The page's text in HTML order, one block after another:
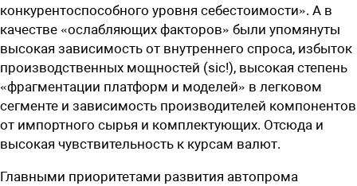
конкурентоспособного уровня себестоимости». А в
качестве «ослабляющих факторов» были упомянуты
высокая зависимость от внутреннего спроса, избыток
производственных мощностей (sic!), высокая степень
«фрагментации платформ и моделей» в легковом
сегменте и зависимость производителей компонентов
от импортного сырья и комплектующих. Отсюда и
высокая чувствительность к курсам валют.
Главными приоритетами развития автопрома